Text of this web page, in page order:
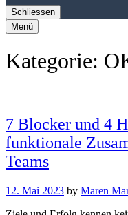
Schliessen
Menü
Kategorie:
7 Blocker und 4
funktionale
Teams
12. Mai 2023 by Maren